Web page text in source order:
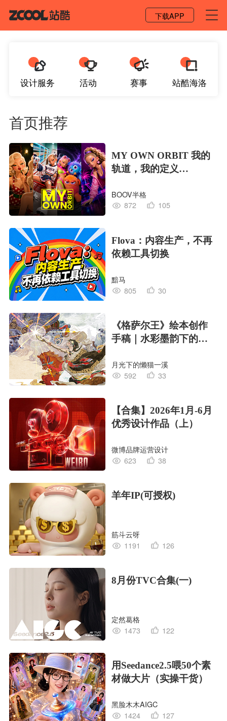
下载APP
设计服务 活动 赛事 站酷海洛
首页推荐
MY OWN ORBIT 我的
轨道，我的定义
对
BOOV半格
872
105
Flova：内容生产，不再
依赖工具切换
黯马
805
30
《格萨尔王》绘本创作
手稿｜水彩墨韵下的史
月光下的懒猫一溪
592
33
【合集】2026年1月-6月
优秀设计作品（上）
微博品牌运营设计
623
38
羊年IP(可授权)
筋斗云呀
1191
126
8月份TVC合集(一)
定然葛格
1473
122
用Seedance2.5喂50个素
材做大片（实操干货）
黑脸木木AIGC
1424
127